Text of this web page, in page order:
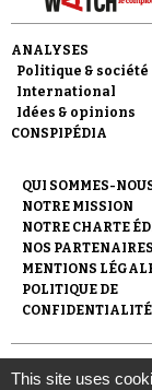
ANALYSES
Politique & société
International
Idées & opinions
CONSPIPÉDIA
QUI SOMMES-
NOTRE MISSION
NOTRE CHARTE
NOS PARTENAIRES
MENTIONS
POLITIQUE DE
CONFIDENTIALITÉ
© 2007- 2026
l'Observatoire du
This site uses